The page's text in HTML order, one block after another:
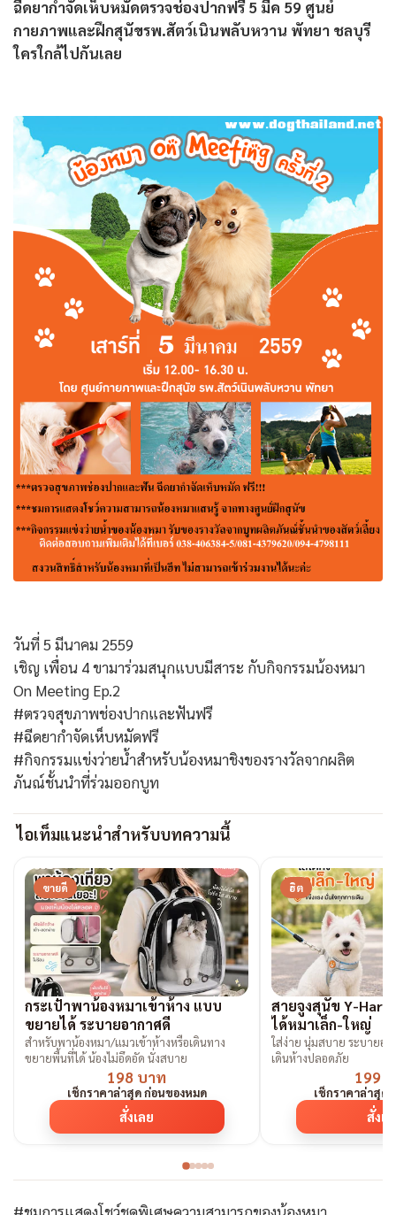
ฉีดยากำจัดเห็บหมัดตรวจช่องปากฟรี‬ ‎5 มีค 59 ศูนย์
กายภาพและฝึกสุนัขรพ.สัตว์เนินพลับหวาน พัทยา ชลบุรี
ใครใกล้ไปกันเลย
วันที่ 5 มีนาคม 2559
เชิญ เพื่อน 4 ขามาร่วมสนุกแบบมีสาระ กับกิจกรรมน้องหมา
On Meeting Ep.2
‪#‎ตรวจสุขภาพช่องปากและฟันฟรี‬
‪#‎ฉีดยากำจัดเห็บหมัดฟรี
‪#‎กิจกรรมแข่งว่ายน้ำสำหรับน้องหมาชิงของรางวัลจากผลิต
ภันณ์ชั้นนำที่ร่วมออกบูท‬
ไอเท็มแนะนำสำหรับบทความนี้
ขายดี
กระเป๋าพาน้องหมาเข้าห้าง แบบ
ขยายได้ ระบายอากาศดี
สำหรับพาน้องหมา/แมวเข้าห้างหรือเดินทาง
ขยายพื้นที่ได้ น้องไม่อึดอัด นั่งสบาย
198 บาท
เช็กราคาล่าสุด ก่อนของหมด
สั่งเลย
ฮิต
สายจูงสุนัข Y-
ได้หมาเล็ก-ใหญ่
ใส่ง่าย นุ่มสบาย ระบายอา
เดินห้างปลอดภัย
199
เช็กราคาล่าสุด
สั่งเ